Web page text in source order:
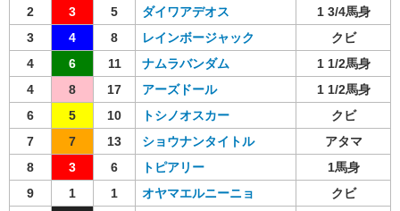
2
3 5 ダイワアデオス
1 3/4馬身
3
4 8 レインボージャック
クビ
4
6 11 ナムラバンダム
1 1/2馬身
4
8 17 アーズドール
1 1/2馬身
6
5 10 トシノオスカー
クビ
7
7 13 ショウナンタイトル
アタマ
8
3 6 トピアリー
1馬身
9
1 1 オヤマエルニーニョ
クビ